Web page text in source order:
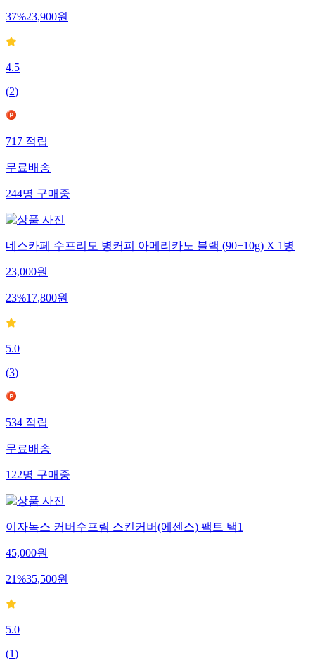
37%23,900원
4.5
(2)
717 적립
무료배송
244명 구매중
네스카페 수프리모 병커피 아메리카노 블랙 (90+10g) X 1병
23,000원
23%17,800원
5.0
(3)
534 적립
무료배송
122명 구매중
이자녹스 커버수프림 스킨커버(에센스) 팩트 택1
45,000원
21%35,500원
5.0
(1)